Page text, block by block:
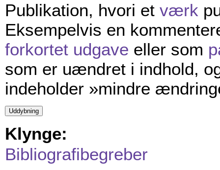
Publikation, hvori et værk
Eksempelvis en
forkortet udgave eller som
som er uændret i indhold,
indeholder »mindre
Klynge:
Bibliografibegreber